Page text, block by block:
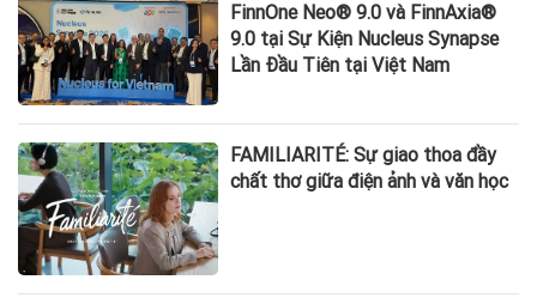
FinnOne Neo® 9.0 và FinnAxia®
9.0 tại Sự Kiện Nucleus Synapse
Lần Đầu Tiên tại Việt Nam
FAMILIARITÉ: Sự giao thoa đầy
chất thơ giữa điện ảnh và văn học